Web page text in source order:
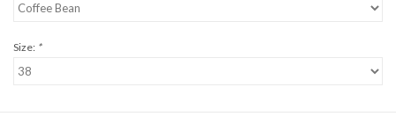
Size: *